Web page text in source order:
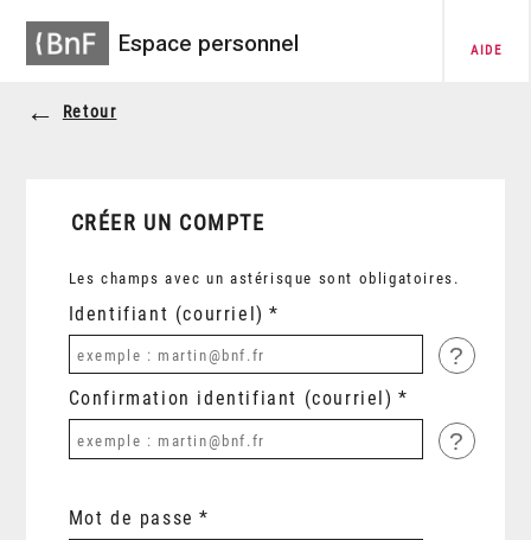
Espace personnel AIDE
Retour
CRÉER UN COMPTE
Les champs avec un astérisque sont obligatoires.
Identifiant (courriel)
?
Confirmation identifiant (courriel)
?
Mot de passe